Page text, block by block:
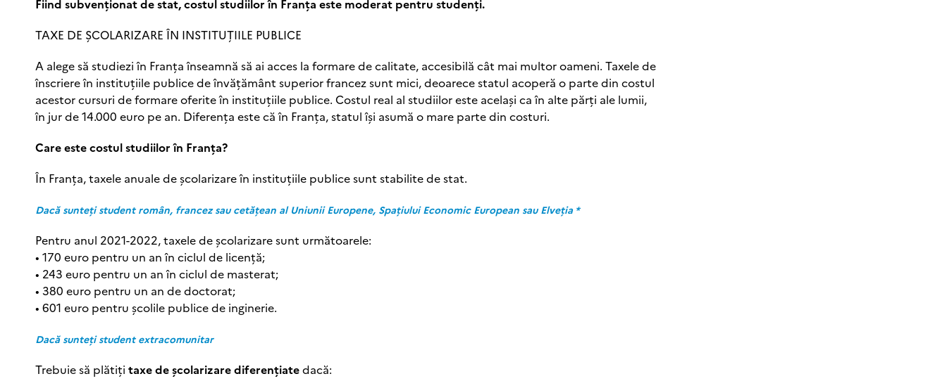
Fiind subvenționat de stat, costul studiilor în Franța este moderat pentru studenți.
TAXE DE ŞCOLARIZARE ÎN INSTITUȚIILE PUBLICE
A alege să studiezi în Franța înseamnă să ai acces la formare de calitate, accesibilă cât mai multor oameni. Taxele de
înscriere în instituțiile publice de învățământ superior francez sunt mici, deoarece statul acoperă o parte din costul
acestor cursuri de formare oferite în instituțiile publice. Costul real al studiilor este același ca în alte părți ale lumii,
în jur de 14.000 euro pe an. Diferența este că în Franța, statul își asumă o mare parte din costuri.
Care este costul studiilor în Franța?
În Franța, taxele anuale de școlarizare în instituțiile publice sunt stabilite de stat.
Dacă sunteți student român, francez sau cetățean al Uniunii Europene, Spațiului Economic European sau Elveția *
Pentru anul 2021-2022, taxele de școlarizare sunt următoarele:
• 170 euro pentru un an în ciclul de licență;
• 243 euro pentru un an în ciclul de masterat;
• 380 euro pentru un an de doctorat;
• 601 euro pentru școlile publice de inginerie.
Dacă sunteți student extracomunitar
Trebuie să plătiți taxe de şcolarizare diferențiatedacă: